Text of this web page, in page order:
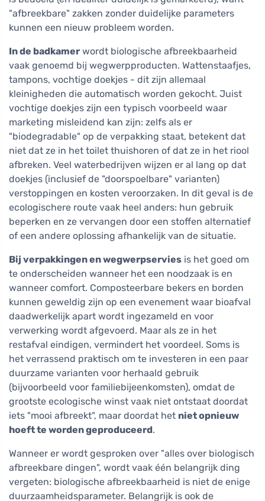
"afbreekbare" zakken zonder duidelijke parameters
kunnen een nieuw probleem worden.
In de badkamer wordt biologische afbreekbaarheid
vaak genoemd bij wegwerpproducten. Wattenstaafjes,
tampons, vochtige doekjes - dit zijn allemaal
kleinigheden die automatisch worden gekocht. Juist
vochtige doekjes zijn een typisch voorbeeld waar
marketing misleidend kan zijn: zelfs als er
"biodegradable" op de verpakking staat, betekent dat
niet dat ze in het toilet thuishoren of dat ze in het riool
afbreken. Veel waterbedrijven wijzen er al lang op dat
doekjes (inclusief de "doorspoelbare" varianten)
verstoppingen en kosten veroorzaken. In dit geval is de
ecologischere route vaak heel anders: hun gebruik
beperken en ze vervangen door een stoffen alternatief
of een andere oplossing afhankelijk van de situatie.
Bij verpakkingen en wegwerpservies is het goed om
te onderscheiden wanneer het een noodzaak is en
wanneer comfort. Composteerbare bekers en borden
kunnen geweldig zijn op een evenement waar bioafval
daadwerkelijk apart wordt ingezameld en voor
verwerking wordt afgevoerd. Maar als ze in het
restafval eindigen, vermindert het voordeel. Soms is
het verrassend praktisch om te investeren in een paar
duurzame varianten voor herhaald gebruik
(bijvoorbeeld voor familiebijeenkomsten), omdat de
grootste ecologische winst vaak niet ontstaat doordat
iets "mooi afbreekt", maar doordat het niet opnieuw
hoeft te worden geproduceerd.
Wanneer er wordt gesproken over "alles over biologisch
afbreekbare dingen", wordt vaak één belangrijk ding
vergeten: biologische afbreekbaarheid is niet de enige
duurzaamheidsparameter. Belangrijk is ook de